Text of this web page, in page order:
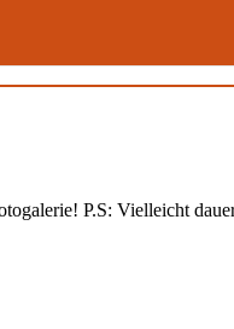
P.S: Vielleicht